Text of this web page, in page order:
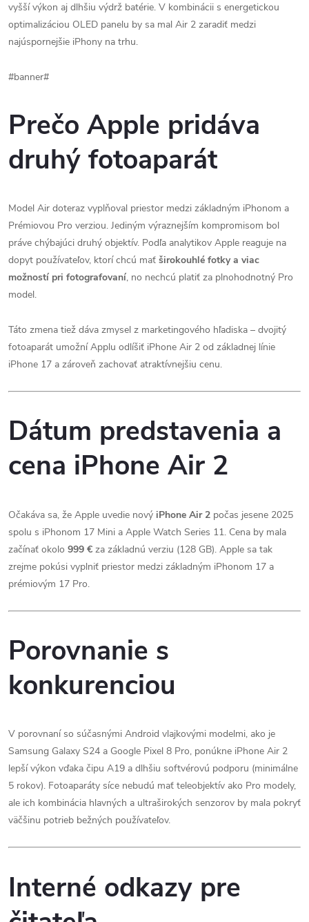
vyšší výkon aj dlhšiu výdrž batérie. V kombinácii s energetickou
optimalizáciou OLED panelu by sa mal Air 2 zaradiť medzi
najúspornejšie iPhony na trhu.
#banner#
Prečo Apple pridáva
druhý fotoaparát
Model Air doteraz vyplňoval priestor medzi základným iPhonom a
Prémiovou Pro verziou. Jediným výraznejším kompromisom bol
práve chýbajúci druhý objektív. Podľa analytikov Apple reaguje na
dopyt používateľov, ktorí chcú mať širokouhlé fotky a viac
možností pri fotografovaní, no nechcú platiť za plnohodnotný Pro
model.
Táto zmena tiež dáva zmysel z marketingového hľadiska – dvojitý
fotoaparát umožní Applu odlíšiť iPhone Air 2 od základnej línie
iPhone 17 a zároveň zachovať atraktívnejšiu cenu.
Dátum predstavenia a
cena iPhone Air 2
Očakáva sa, že Apple uvedie nový iPhone Air 2 počas jesene 2025
spolu s iPhonom 17 Mini a Apple Watch Series 11. Cena by mala
začínať okolo 999 € za základnú verziu (128 GB). Apple sa tak
zrejme pokúsi vyplniť priestor medzi základným iPhonom 17 a
prémiovým 17 Pro.
Porovnanie s
konkurenciou
V porovnaní so súčasnými Android vlajkovými modelmi, ako je
Samsung Galaxy S24 a Google Pixel 8 Pro, ponúkne iPhone Air 2
lepší výkon vďaka čipu A19 a dlhšiu softvérovú podporu (minimálne
5 rokov). Fotoaparáty síce nebudú mať teleobjektív ako Pro modely,
ale ich kombinácia hlavných a ultraširokých senzorov by mala pokryť
väčšinu potrieb bežných používateľov.
Interné odkazy pre